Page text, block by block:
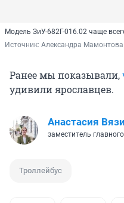
Модель ЗиУ-682Г-016.02 чаще
Источник: Александра Мамонтова
Ранее мы показывали,
удивили ярославцев.
Анастасия
заместитель
Троллейбус